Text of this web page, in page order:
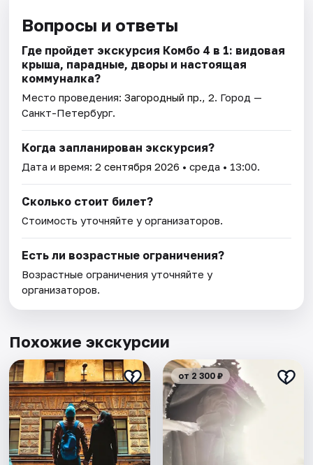
Вопросы и ответы
Где пройдет экскурсия Комбо 4 в 1: видовая
крыша, парадные, дворы и настоящая
коммуналка?
Место проведения:Загородный пр., 2. Город —
Санкт-Петербург.
Когда запланирован экскурсия?
Дата и время:2 сентября 2026 • среда • 13:00.
Сколько стоит билет?
Стоимость уточняйте у организаторов.
Есть ли возрастные ограничения?
Возрастные ограничения уточняйте у
организаторов.
Похожие экскурсии
от 2 300 ₽